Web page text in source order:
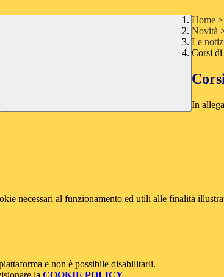
Home >
Novità
Le
Corsi di
In
necessari al funzionamento ed utili alle finalità
e non è possibile disabilitarli.